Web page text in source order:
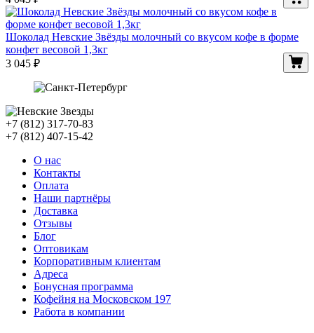
Шоколад Невские Звёзды молочный со вкусом кофе в форме
конфет весовой 1,3кг
3 045 ₽
+7 (812) 317-70-83
+7 (812) 407-15-42
О нас
Контакты
Оплата
Наши партнёры
Доставка
Отзывы
Блог
Оптовикам
Корпоративным клиентам
Адреса
Бонусная программа
Кофейня на Московском 197
Работа в компании